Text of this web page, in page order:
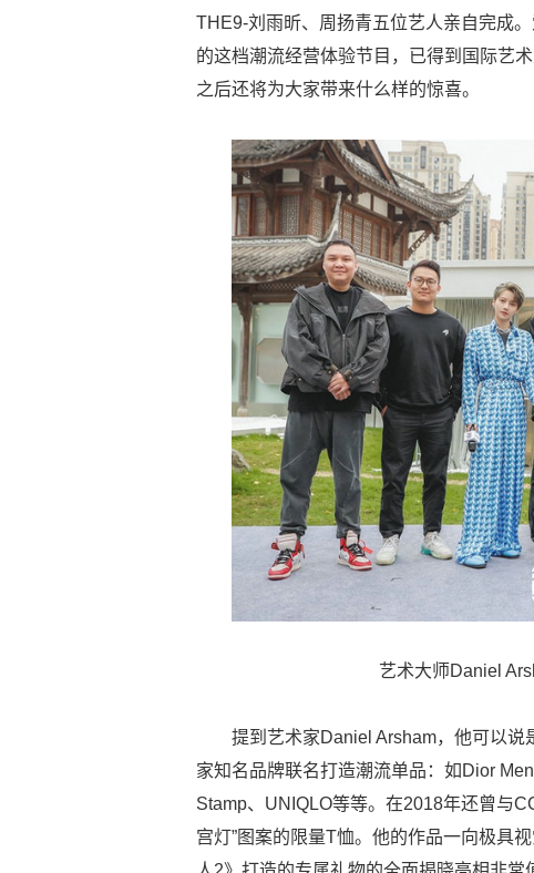
THE9-刘雨昕、周扬青五位艺人亲自完成
的这档潮流经营体验节目，已得到国际艺
之后还将为大家带来什么样的惊喜。
艺术大师Daniel
提到艺术家Daniel Arsham，他可以
家知名品牌联名打造潮流单品：如Dior
Stamp、UNIQLO等等。在2018年还曾与
宫灯”图案的限量T恤。他的作品一向极具